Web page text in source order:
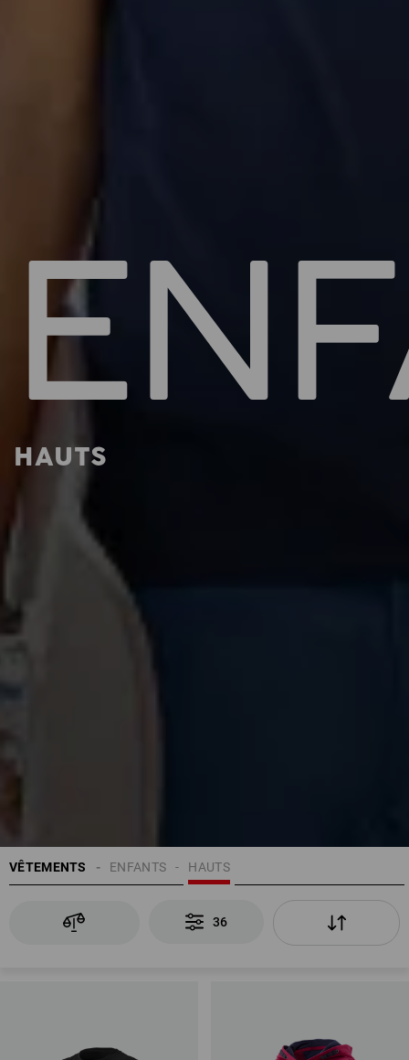
HAUTS
VÊTEMENTS HAUTS
ENFANTS
36